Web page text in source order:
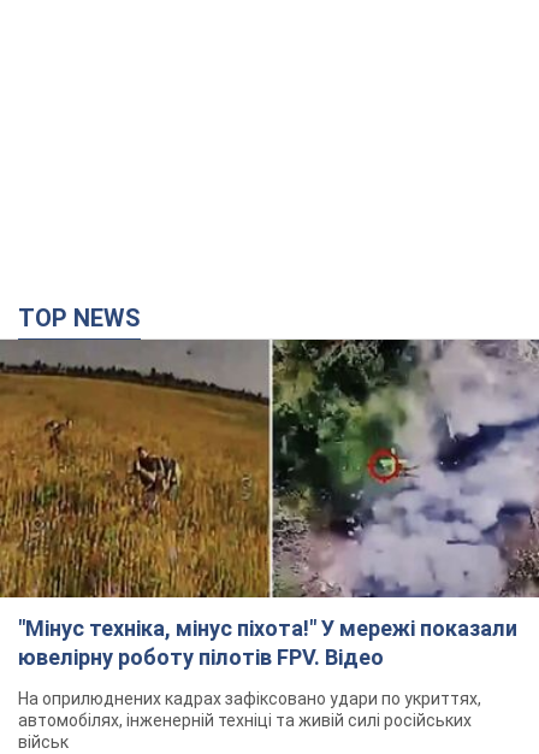
TOP NEWS
"Мінус техніка, мінус піхота!" У мережі показали
ювелірну роботу пілотів FPV. Відео
На оприлюднених кадрах зафіксовано удари по укриттях,
автомобілях, інженерній техніці та живій силі російських
військ